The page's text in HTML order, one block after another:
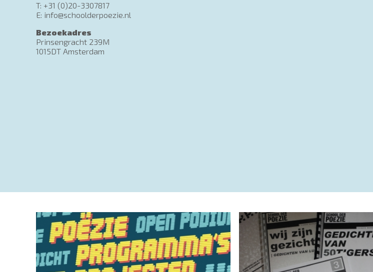
T: +31 (0)20-3307817
E: info@schoolderpoezie.nl
Bezoekadres
Prinsengracht 239M
1015DT Amsterdam